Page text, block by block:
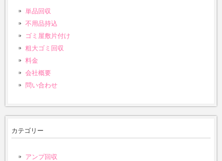
単品回収
不用品持込
ゴミ屋敷片付け
粗大ゴミ回収
料金
会社概要
問い合わせ
カテゴリー
アンプ回収